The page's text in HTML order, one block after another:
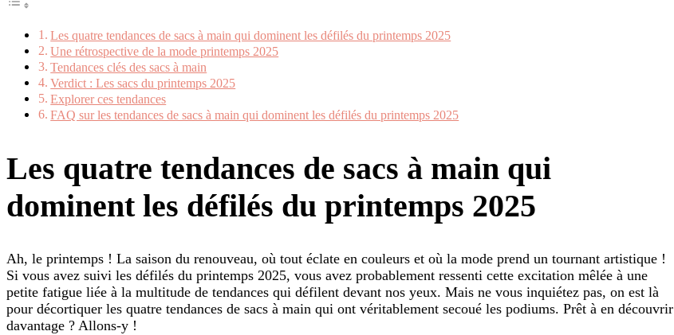
Les quatre tendances de sacs à main qui dominent les défilés du printemps 2025
Une rétrospective de la mode printemps 2025
Tendances clés des sacs à main
Verdict : Les sacs du printemps 2025
Explorer ces tendances
FAQ sur les tendances de sacs à main qui dominent les défilés du printemps 2025
Les quatre tendances de sacs à main qui
dominent les défilés du printemps 2025
Ah, le printemps ! La saison du renouveau, où tout éclate en couleurs et où la mode prend un tournant artistique !
Si vous avez suivi les défilés du printemps 2025, vous avez probablement ressenti cette excitation mêlée à une
petite fatigue liée à la multitude de tendances qui défilent devant nos yeux. Mais ne vous inquiétez pas, on est là
pour décortiquer les quatre tendances de sacs à main qui ont véritablement secoué les podiums. Prêt à en découvrir
davantage ? Allons-y !